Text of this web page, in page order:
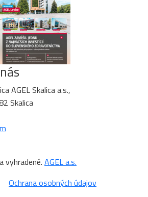
AGEL Skalica a.s.,
Skalica
vyhradené. AGEL a.s.
Ochrana osobných údajov